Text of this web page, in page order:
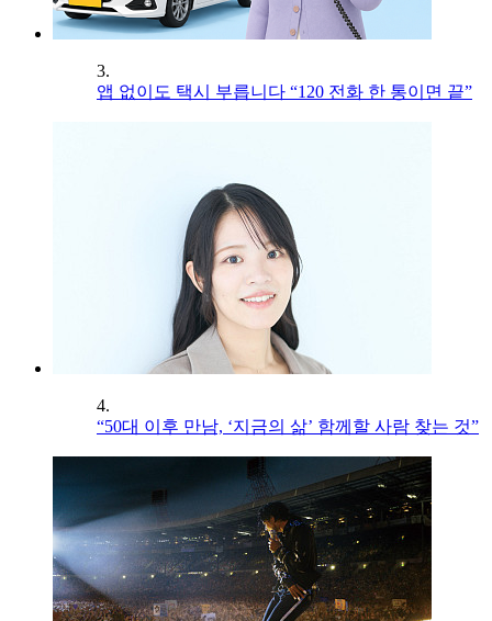
3.
앱 없이도 택시 부릅니다 “120 전화 한 통이면 끝”
4.
“50대 이후 만남, ‘지금의 삶’ 함께할 사람 찾는 것”